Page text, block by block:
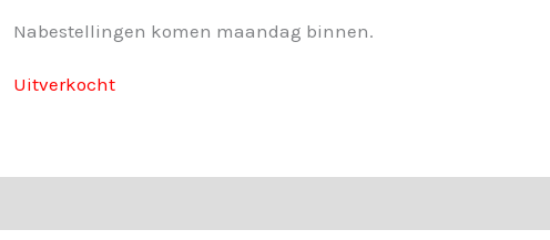
Nabestellingen komen maandag binnen.
Uitverkocht